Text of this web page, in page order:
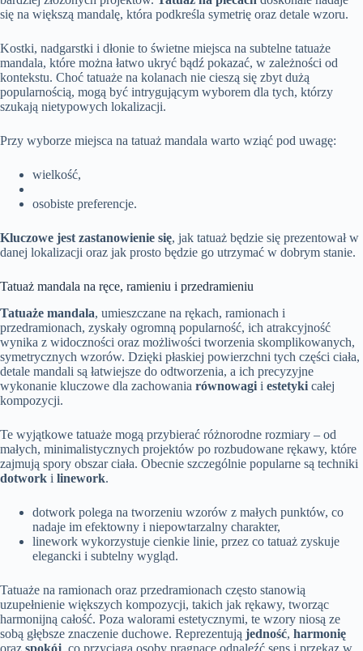
się na większą mandalę, która podkreśla symetrię oraz detale wzoru.
Kostki, nadgarstki i dłonie to świetne miejsca na subtelne tatuaże
mandala, które można łatwo ukryć bądź pokazać, w zależności od
kontekstu. Choć tatuaże na kolanach nie cieszą się zbyt dużą
popularnością, mogą być intrygującym wyborem dla tych, którzy
szukają nietypowych lokalizacji.
Przy wyborze miejsca na tatuaż mandala warto wziąć pod uwagę:
wielkość,
osobiste preferencje.
Kluczowe jest zastanowienie się, jak tatuaż będzie się prezentował w
danej lokalizacji oraz jak prosto będzie go utrzymać w dobrym stanie.
Tatuaż mandala na ręce, ramieniu i przedramieniu
Tatuaże mandala, umieszczane na rękach, ramionach i
przedramionach, zyskały ogromną popularność, ich atrakcyjność
wynika z widoczności oraz możliwości tworzenia skomplikowanych,
symetrycznych wzorów. Dzięki płaskiej powierzchni tych części ciała,
detale mandali są łatwiejsze do odtworzenia, a ich precyzyjne
wykonanie kluczowe dla zachowania równowagi i estetyki całej
kompozycji.
Te wyjątkowe tatuaże mogą przybierać różnorodne rozmiary – od
małych, minimalistycznych projektów po rozbudowane rękawy, które
zajmują spory obszar ciała. Obecnie szczególnie popularne są techniki
dotwork i linework.
dotwork polega na tworzeniu wzorów z małych punktów, co
nadaje im efektowny i niepowtarzalny charakter,
linework wykorzystuje cienkie linie, przez co tatuaż zyskuje
elegancki i subtelny wygląd.
Tatuaże na ramionach oraz przedramionach często stanowią
uzupełnienie większych kompozycji, takich jak rękawy, tworząc
harmonijną całość. Poza walorami estetycznymi, te wzory niosą ze
sobą głębsze znaczenie duchowe. Reprezentują jedność, harmonię
oraz spokój , co przyciąga osoby pragnące odnaleźć sens i przekaz w